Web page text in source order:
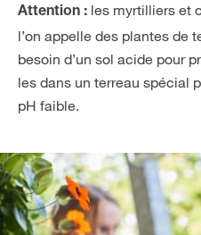
Attention : les myrtilliers et
l’on appelle des plantes de
besoin d’un sol acide pour
les dans un terreau spécial
pH faible.